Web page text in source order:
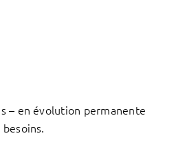
– en évolution permanente